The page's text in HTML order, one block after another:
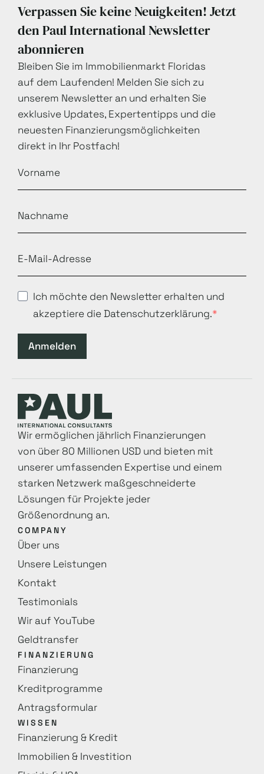
Verpassen Sie keine Neuigkeiten! Jetzt
den Paul International Newsletter
abonnieren
Bleiben Sie im Immobilienmarkt Floridas
auf dem Laufenden! Melden Sie sich zu
unserem Newsletter an und erhalten Sie
exklusive Updates, Expertentipps und die
neuesten Finanzierungsmöglichkeiten
direkt in Ihr Postfach!
Ich möchte den Newsletter erhalten und
akzeptiere die Datenschutzerklärung.
Anmelden
Wir ermöglichen jährlich Finanzierungen
von über 80 Millionen USD und bieten mit
unserer umfassenden Expertise und einem
starken Netzwerk maß­geschneiderte
Lösungen für Projekte jeder
Größenordnung an.
COMPANY
Über uns
Unsere Leistungen
Kontakt
Testimonials
Wir auf YouTube
Geldtransfer
FINANZIERUNG
Finanzierung
Kreditprogramme
Antragsformular
WISSEN
Finanzierung & Kredit
Immobilien & Investition